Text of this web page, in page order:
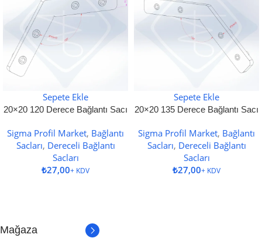
Sepete Ekle
20×20 120 Derece Bağlantı Sacı
Sigma Profil Market, Bağlantı
Sacları, Dereceli Bağlantı
Sacları
₺
Sepete Ekle
20×20 135 Derece Bağlantı Sacı
Sigma Profil Market, Bağlantı
Sacları, Dereceli Bağlantı
Sacları
₺
Mağaza